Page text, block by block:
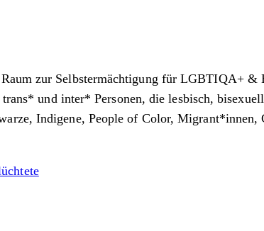
zur Selbstermächtigung für LGBTIQA+ &
und inter* Personen, die lesbisch,
Indigene, People of Color, Migrant*innen,